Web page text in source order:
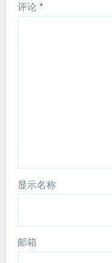
评论 *
显示名称
邮箱